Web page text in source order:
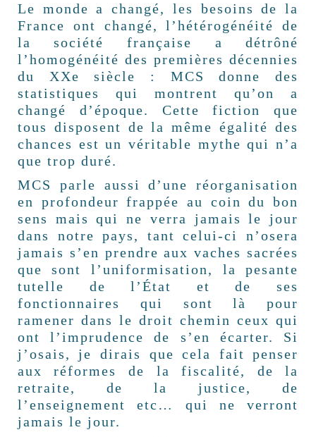
Le monde a changé, les besoins de la
France ont changé, l’hétérogénéité de
la société française a détrôné
l’homogénéité des premières décennies
du XXe siècle : MCS donne des
statistiques qui montrent qu’on a
changé d’époque. Cette fiction que
tous disposent de la même égalité des
chances est un véritable mythe qui n’a
que trop duré.
MCS parle aussi d’une réorganisation
en profondeur frappée au coin du bon
sens mais qui ne verra jamais le jour
dans notre pays, tant celui-ci n’osera
jamais s’en prendre aux vaches sacrées
que sont l’uniformisation, la pesante
tutelle de l’État et de ses
fonctionnaires qui sont là pour
ramener dans le droit chemin ceux qui
ont l’imprudence de s’en écarter. Si
j’osais, je dirais que cela fait penser
aux réformes de la fiscalité, de la
retraite, de la justice, de
l’enseignement etc… qui ne verront
jamais le jour.